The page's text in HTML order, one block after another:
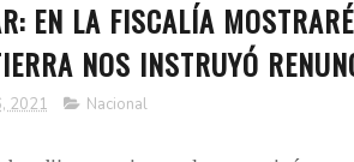
EN LA FISCALÍA
NOS INSTRUYÓ
2021 Nacional